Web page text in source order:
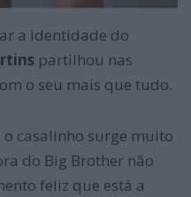
a identidade do
partilhou nas
o seu mais que tudo.
casalinho surge muito
do Big Brother não
feliz que está a